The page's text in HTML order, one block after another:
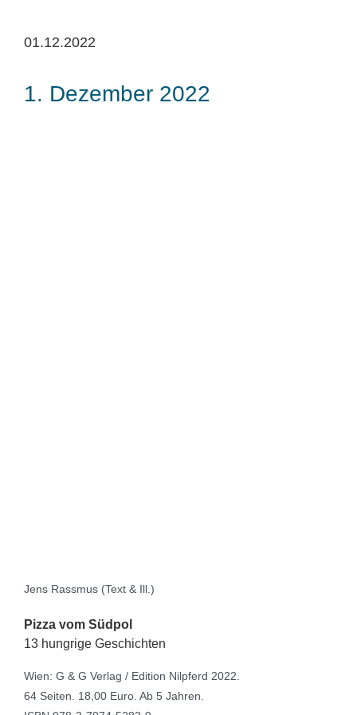
01.12.2022
1. Dezember 2022
Jens Rassmus (Text & Ill.)
Pizza vom Südpol
13 hungrige Geschichten
Wien: G & G Verlag / Edition Nilpferd 2022.
64 Seiten. 18,00 Euro. Ab 5 Jahren.